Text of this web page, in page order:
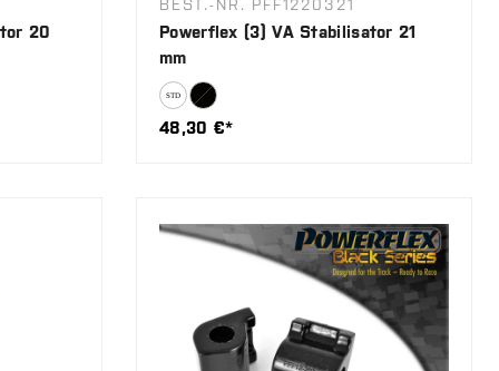
20
BEST.-NR. PFF1220321
Powerflex (3) VA Stabilisator 21
mm
48,30 €*